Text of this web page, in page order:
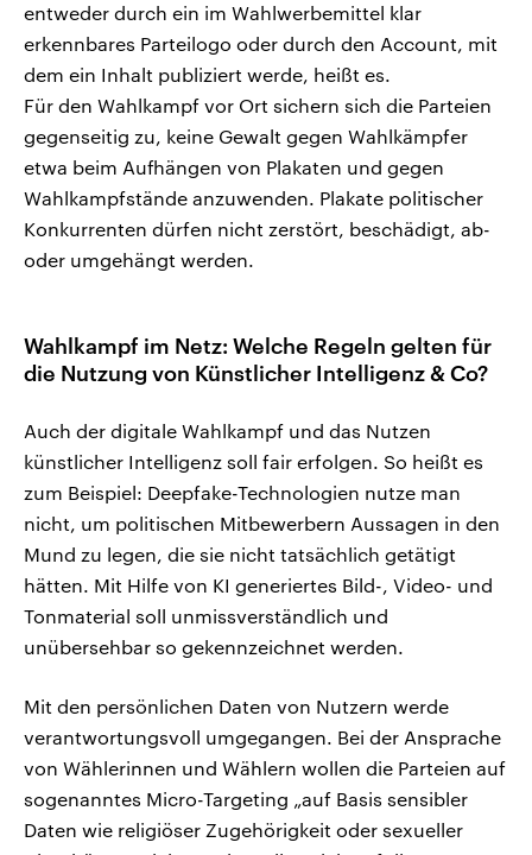
entweder durch ein im Wahlwerbemittel klar
erkennbares Parteilogo oder durch den Account, mit
dem ein Inhalt publiziert werde, heißt es.
Für den Wahlkampf vor Ort sichern sich die Parteien
gegenseitig zu, keine Gewalt gegen Wahlkämpfer
etwa beim Aufhängen von Plakaten und gegen
Wahlkampfstände anzuwenden. Plakate politischer
Konkurrenten dürfen nicht zerstört, beschädigt, ab-
oder umgehängt werden.
Wahlkampf im Netz: Welche Regeln gelten für
die Nutzung von Künstlicher Intelligenz & Co?
Auch der digitale Wahlkampf und das Nutzen
künstlicher Intelligenz soll fair erfolgen. So heißt es
zum Beispiel: Deepfake-Technologien nutze man
nicht, um politischen Mitbewerbern Aussagen in den
Mund zu legen, die sie nicht tatsächlich getätigt
hätten. Mit Hilfe von KI generiertes Bild-, Video- und
Tonmaterial soll unmissverständlich und
unübersehbar so gekennzeichnet werden.
Mit den persönlichen Daten von Nutzern werde
verantwortungsvoll umgegangen. Bei der Ansprache
von Wählerinnen und Wählern wollen die Parteien auf
sogenanntes Micro-Targeting „auf Basis sensibler
Daten wie religiöser Zugehörigkeit oder sexueller